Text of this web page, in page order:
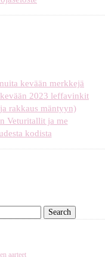
kevään merkkejä
2023 leffavinkit
rakkaus mäntyyn)
Veturitallit ja me
kodista
aarteet